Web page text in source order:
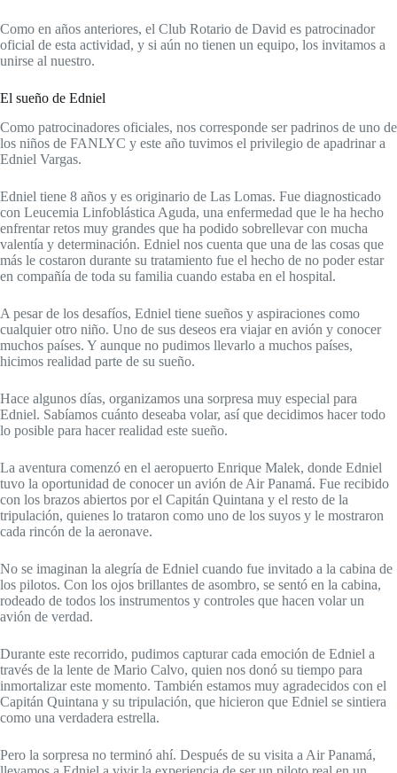
Como en años anteriores, el Club Rotario de David es patrocinador
oficial de esta actividad, y si aún no tienen un equipo, los invitamos a
unirse al nuestro.
El sueño de Edniel
Como patrocinadores oficiales, nos corresponde ser padrinos de uno de
los niños de FANLYC y este año tuvimos el privilegio de apadrinar a
Edniel Vargas.
Edniel tiene 8 años y es originario de Las Lomas. Fue diagnosticado
con Leucemia Linfoblástica Aguda, una enfermedad que le ha hecho
enfrentar retos muy grandes que ha podido sobrellevar con mucha
valentía y determinación. Edniel nos cuenta que una de las cosas que
más le costaron durante su tratamiento fue el hecho de no poder estar
en compañía de toda su familia cuando estaba en el hospital.
A pesar de los desafíos, Edniel tiene sueños y aspiraciones como
cualquier otro niño. Uno de sus deseos era viajar en avión y conocer
muchos países. Y aunque no pudimos llevarlo a muchos países,
hicimos realidad parte de su sueño.
Hace algunos días, organizamos una sorpresa muy especial para
Edniel. Sabíamos cuánto deseaba volar, así que decidimos hacer todo
lo posible para hacer realidad este sueño.
La aventura comenzó en el aeropuerto Enrique Malek, donde Edniel
tuvo la oportunidad de conocer un avión de Air Panamá. Fue recibido
con los brazos abiertos por el Capitán Quintana y el resto de la
tripulación, quienes lo trataron como uno de los suyos y le mostraron
cada rincón de la aeronave.
No se imaginan la alegría de Edniel cuando fue invitado a la cabina de
los pilotos. Con los ojos brillantes de asombro, se sentó en la cabina,
rodeado de todos los instrumentos y controles que hacen volar un
avión de verdad.
Durante este recorrido, pudimos capturar cada emoción de Edniel a
través de la lente de Mario Calvo, quien nos donó su tiempo para
inmortalizar este momento. También estamos muy agradecidos con el
Capitán Quintana y su tripulación, que hicieron que Edniel se sintiera
como una verdadera estrella.
Pero la sorpresa no terminó ahí. Después de su visita a Air Panamá,